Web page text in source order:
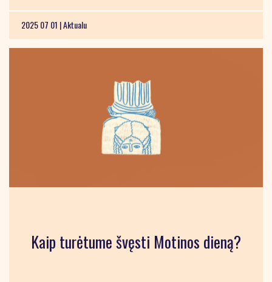
2025 07 01 |Aktualu
Kaip turėtume švęsti Motinos dieną?